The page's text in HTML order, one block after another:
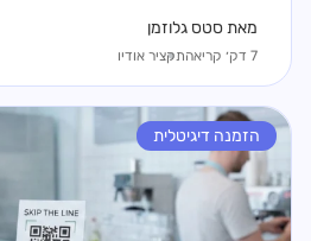
מאת סטס גלוזמן
7 דק׳ קריאה תקציר אודיו
הזמנה דיגיטלית